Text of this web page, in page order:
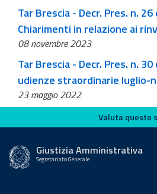
Tar Brescia - Decr. Pres. n.
Chiarimenti in relazione ai
nel corso delle pubbliche
08 novembre 2023
Tar Brescia - Decr. Pres. n.
udienze straordinarie luglio-
23 maggio 2022
Valuta questo sito
Valuta questo
Giustizia Amministrativa
Segretariato Generale